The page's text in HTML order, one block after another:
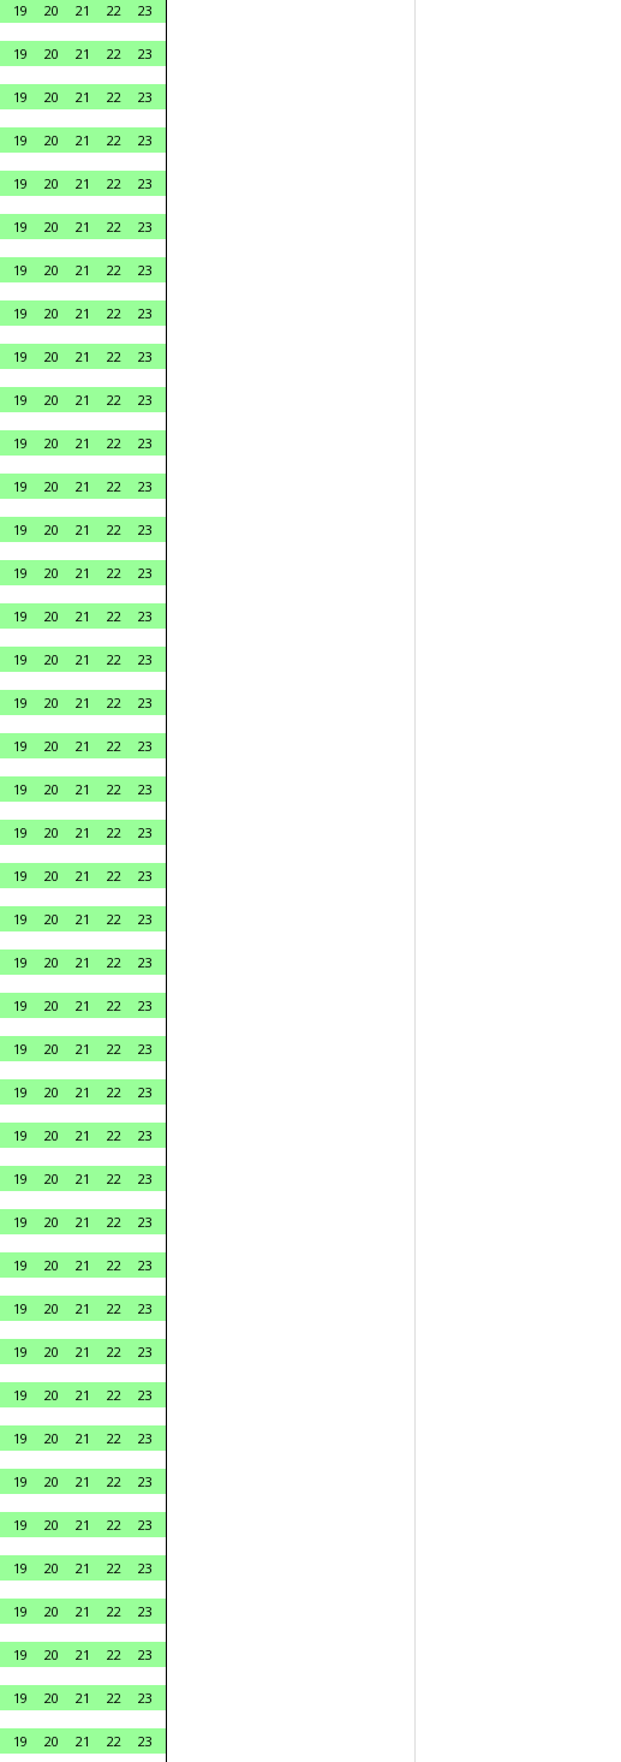
19 20 21 22
23
19 20 21 22
23
19 20 21 22
23
19 20 21 22
23
19 20 21 22
23
19 20 21 22
23
19 20 21 22
23
19 20 21 22
23
19 20 21 22
23
19 20 21 22
23
19 20 21 22
23
19 20 21 22
23
19 20 21 22
23
19 20 21 22
23
19 20 21 22
23
19 20 21 22
23
19 20 21 22
23
19 20 21 22
23
19 20 21 22
23
19 20 21 22
23
19 20 21 22
23
19 20 21 22
23
19 20 21 22
23
19 20 21 22
23
19 20 21 22
23
19 20 21 22
23
19 20 21 22
23
19 20 21 22
23
19 20 21 22
23
19 20 21 22
23
19 20 21 22
23
19 20 21 22
23
19 20 21 22
23
19 20 21 22
23
19 20 21 22
23
19 20 21 22
23
19 20 21 22
23
19 20 21 22
23
19 20 21 22
23
19 20 21 22
23
19 20 21 22
23